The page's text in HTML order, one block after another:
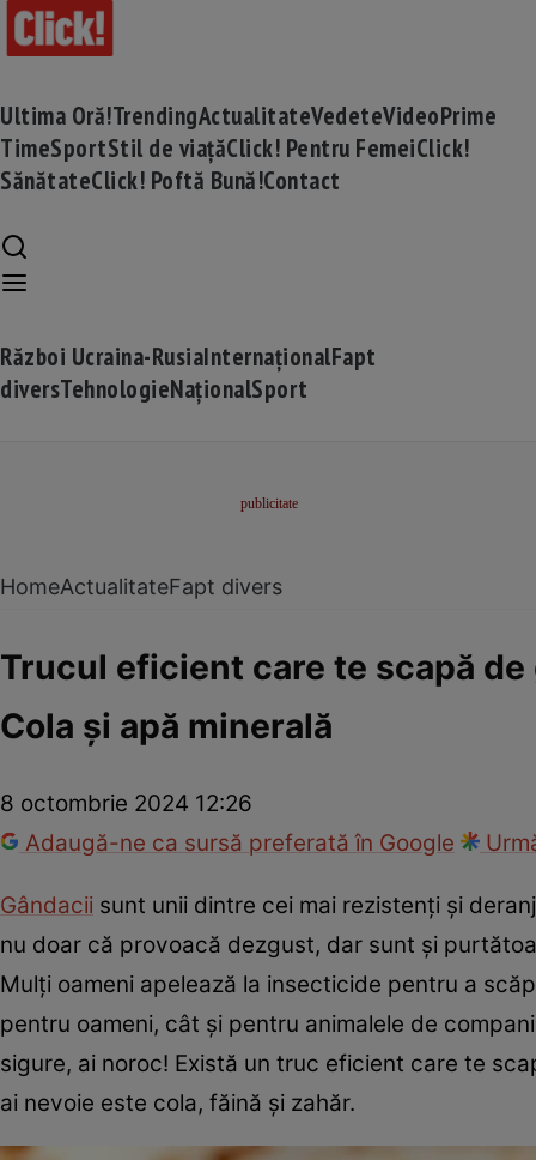
Ultima Oră!TrendingActualitateVedeteVideoPrime
TimeSportStil de viațăClick! Pentru FemeiClick!
SănătateClick! Poftă Bună!Contact
Război Ucraina-RusiaInternaționalFapt
diversTehnologieNaționalSport
HomeActualitateFapt divers
Trucul eficient care te scapă
Cola și apă minerală
8 octombrie 2024 12:26
Adaugă-ne ca sursă preferată în Google
Gândacii sunt unii dintre cei mai rezistenți și
nu doar că provoacă dezgust, dar sunt și
Mulți oameni apelează la insecticide pentru a
pentru oameni, cât și pentru animalele de
sigure, ai noroc! Există un truc eficient care te
ai nevoie este cola, făină și zahăr.